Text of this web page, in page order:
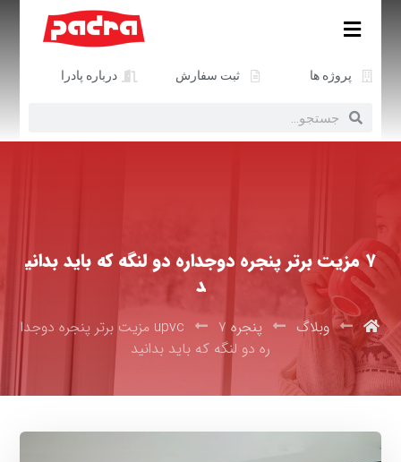
پروژه ها ثبت سفارش درباره پادرا
۷ مزیت برتر پنجره دوجداره دو لنگه که باید بدانی
د
وبلاگ پنجره upvc
۷ مزیت برتر پنجره دوجدا
ره دو لنگه که باید بدانید